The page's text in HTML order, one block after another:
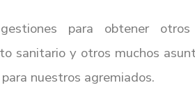
para obtener
sanitario y otros muchos
nuestros agremiados.